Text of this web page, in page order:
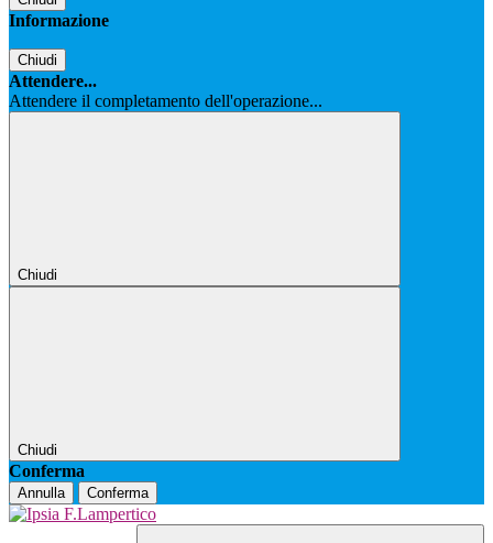
Informazione
Chiudi
Attendere...
Attendere il completamento dell'operazione...
Chiudi
Chiudi
Conferma
Annulla Conferma